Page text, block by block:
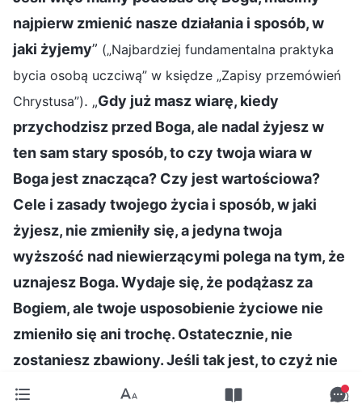
najpierw zmienić nasze działania i sposób, w
jaki żyjemy” („Najbardziej fundamentalna praktyka
bycia osobą uczciwą” w księdze „Zapisy przemówień
Chrystusa”). „Gdy już masz wiarę, kiedy
przychodzisz przed Boga, ale nadal żyjesz w
ten sam stary sposób, to czy twoja wiara w
Boga jest znacząca? Czy jest wartościowa?
Cele i zasady twojego życia i sposób, w jaki
żyjesz, nie zmieniły się, a jedyna twoja
wyższość nad niewierzącymi polega na tym, że
uznajesz Boga. Wydaje się, że podążasz za
Bogiem, ale twoje usposobienie życiowe nie
zmieniło się ani trochę. Ostatecznie, nie
zostaniesz zbawiony. Jeśli tak jest, to czyż nie
jest to tylko pusta wiara i pusta radość?